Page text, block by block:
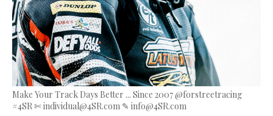
Make Your Track Days Better ... Since 2007 @forstreetracing
#4SR ✄ individual@4SR.com ✎ info@4SR.com